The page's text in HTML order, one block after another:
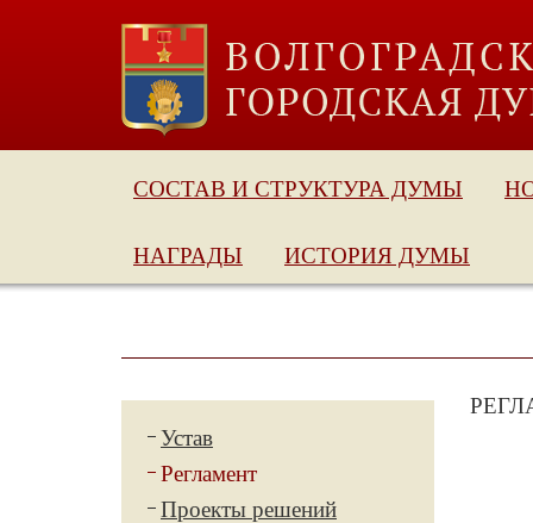
СОСТАВ И СТРУКТУРА ДУМЫ
НАГРАДЫ ИСТОРИЯ ДУМЫ
Устав
Регламент
Проекты решений